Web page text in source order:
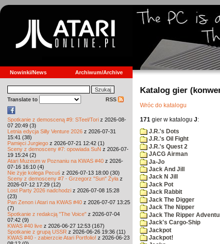
Nowinki/News Archiwum/Archive
Translate to RSS
Spotkanie z demosceną #9: STeel/Tori z 2026-08-
07 20:49 (3)
Letnia edycja Silly Venture 2026 z 2026-07-31
15:41 (38)
Pamięci Jurgiego z 2026-07-21 12:42 (1)
Sceny z demosceny #7: opowiada SuN z 2026-07-
19 15:24 (2)
Atari Muzeum w Poznaniu na KWAS #40 z 2026-
07-16 16:10 (4)
Nie żyje kolega Pecuś z 2026-07-13 18:00 (30)
Sceny z demosceny #7 - Grzegorz "Sun" Żyła z
2026-07-12 17:29 (12)
Lost Party 2026 nadchodzi z 2026-07-08 15:28
(23)
Pan Zenon i Atari na KWAS #40 z 2026-07-07 13:25
(7)
Spotkanie z redakcją "The Voice" z 2026-07-04
07:42 (9)
KWAS #40 live z 2026-06-27 12:53 (167)
Spotkanie z grupą USSR z 2026-06-26 19:36 (11)
KWAS #40 - zabierzcie Atari Portfolio! z 2026-06-23
Katalog gier
Wróc do katalogu
171 gier w katalogu J:
J.R.'s Dots
J.R.'s Oil Fight
J.R.'s Quest 2
JACG Airman
Ja-Jo
Jack And Jill
Jack N Jill
Jack Pot
Jack Rabbit
Jack The Digger
Jack The Nipper
Jack The Ripper
Jack's Cargo-Ship
Jackpot
Jackpot!